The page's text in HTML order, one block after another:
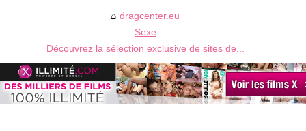
dragcenter.eu
Sexe
Découvrez la sélection exclusive de sites de...